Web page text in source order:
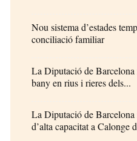
Nou sistema d’estades
conciliació familiar
La Diputació de
bany en rius i rieres dels...
La Diputació de
d’alta capacitat a Calonge